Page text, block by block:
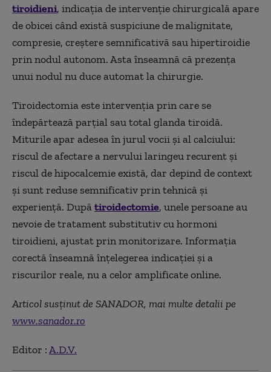
tiroidieni, indicația de intervenție chirurgicală apare
de obicei când există suspiciune de malignitate,
compresie, creștere semnificativă sau hipertiroidie
prin nodul autonom. Asta înseamnă că prezența
unui nodul nu duce automat la chirurgie.
Tiroidectomia este intervenția prin care se
îndepărtează parțial sau total glanda tiroidă.
Miturile apar adesea în jurul vocii și al calciului:
riscul de afectare a nervului laringeu recurent și
riscul de hipocalcemie există, dar depind de context
și sunt reduse semnificativ prin tehnică și
experiență. Dupătiroidectomie, unele persoane au
nevoie de tratament substitutiv cu hormoni
tiroidieni, ajustat prin monitorizare. Informația
corectă înseamnă înțelegerea indicației și a
riscurilor reale, nu a celor amplificate online.
Articol susținut de SANADOR, mai multe detalii pe
www.sanador.ro
Editor :A.D.V.